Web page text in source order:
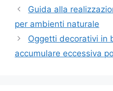
Guida alla
per ambienti naturale
Oggetti decorativi in
accumulare eccessiva